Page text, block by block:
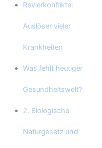
Revierkonflikte:
Auslöser vieler
Krankheiten
Was fehlt heutiger
Gesundheitswelt?
2. Biologische
Naturgesetz und